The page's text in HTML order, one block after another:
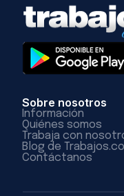
Sobre nosotros
Información
Quiénes somos
Trabaja con
Blog de
Contáctanos